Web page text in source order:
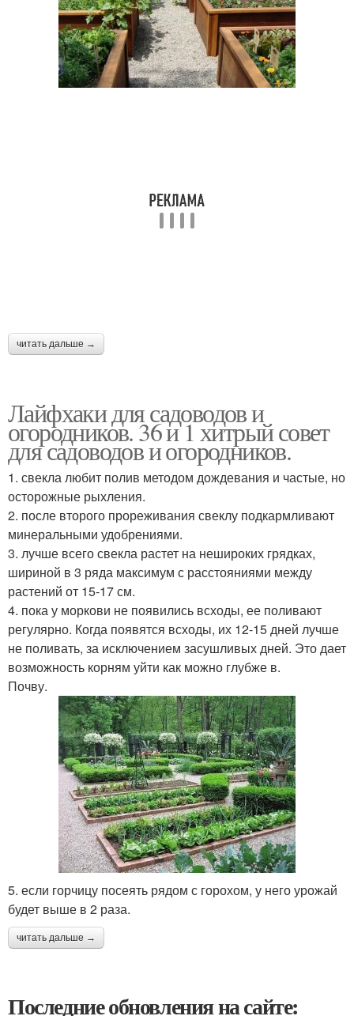
читать дальше →
Лайфхаки для садоводов и
огородников. 36 и 1 хитрый совет
для садоводов и огородников.
1. свекла любит полив методом дождевания и частые, но
осторожные рыхления.
2. после второго прореживания свеклу подкармливают
минеральными удобрениями.
3. лучше всего свекла растет на нешироких грядках,
шириной в 3 ряда максимум с расстояниями между
растений от 15-17 см.
4. пока у моркови не появились всходы, ее поливают
регулярно. Когда появятся всходы, их 12-15 дней лучше
не поливать, за исключением засушливых дней. Это дает
возможность корням уйти как можно глубже в.
Почву.
5. если горчицу посеять рядом с горохом, у него урожай
будет выше в 2 раза.
читать дальше →
Последние обновления на сайте: